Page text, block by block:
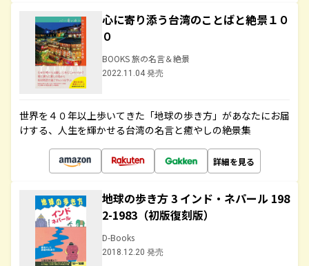
心に寄り添う台湾のことばと絶景１０
０
BOOKS 旅の名言＆絶景
2022.11.04 発売
世界を４０年以上歩いてきた「地球の歩き方」があなたにお届
けする、人生を輝かせる台湾の名言と癒やしの絶景集
詳細を見る
地球の歩き方 3 インド・ネパール 198
2-1983（初版復刻版）
D-Books
2018.12.20 発売